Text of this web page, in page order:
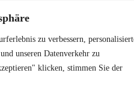
zu verbessern,
unseren Datenverkehr zu
klicken, stimmen Sie der